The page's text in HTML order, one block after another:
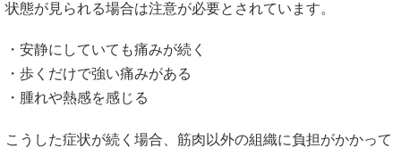
状態が見られる場合は注意が必要とされています。
・安静にしていても痛みが続く
・歩くだけで強い痛みがある
・腫れや熱感を感じる
こうした症状が続く場合、筋肉以外の組織に負担がかかって